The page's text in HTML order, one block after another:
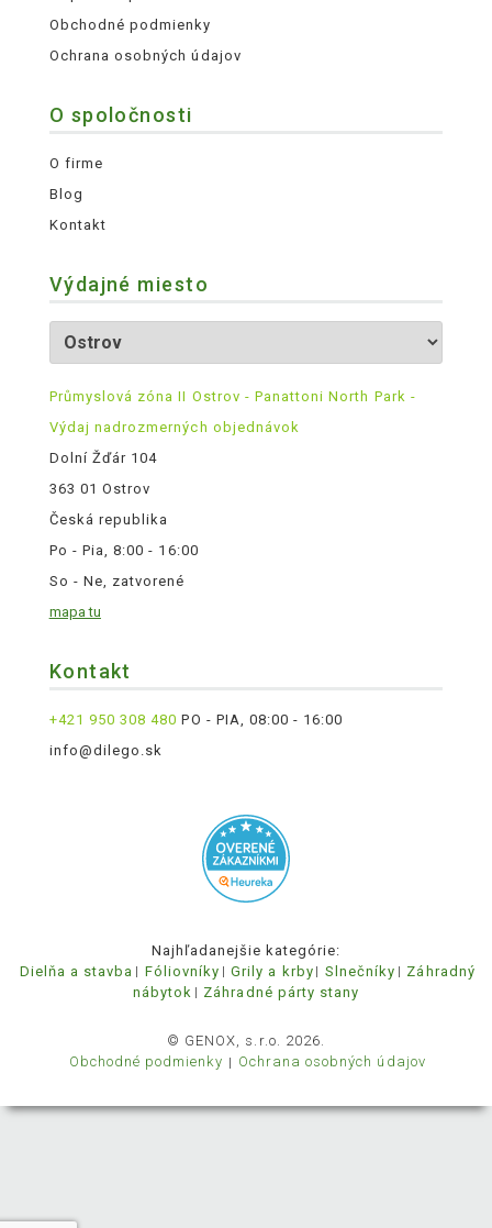
Obchodné podmienky
Ochrana osobných údajov
O spoločnosti
O firme
Blog
Kontakt
Výdajné miesto
Průmyslová zóna II Ostrov - Panattoni North Park -
Výdaj nadrozmerných objednávok
Dolní Žďár 104
363 01 Ostrov
Česká republika
Po - Pia, 8:00 - 16:00
So - Ne, zatvorené
mapa tu
Kontakt
+421 950 308 480 PO - PIA, 08:00 - 16:00
info@dilego.sk
Najhľadanejšie kategórie:
Dielňa a stavba
Fóliovníky Grily a krby Slnečníky
Záhradný
nábytok
Záhradné párty stany
© GENOX, s.r.o. 2026.
Obchodné podmienky
Ochrana osobných údajov